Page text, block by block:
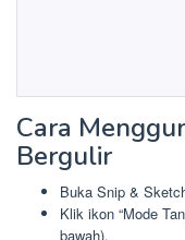
Cara
Bergulir
Buka Snip &
Klik ikon “Mode
bawah).